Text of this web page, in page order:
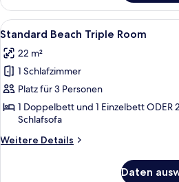
Beach
Double
Room
Alle
Fotos
für
Standard
Beach
Triple
Room
anzeigen
Ein
8
Standard Beach Triple Room
22 m²
1 Schlafzimmer
Platz für 3 Personen
1 Doppelbett und 1 Einzelbett ODER
Schlafsofa
Weitere Details
Weitere
Daten